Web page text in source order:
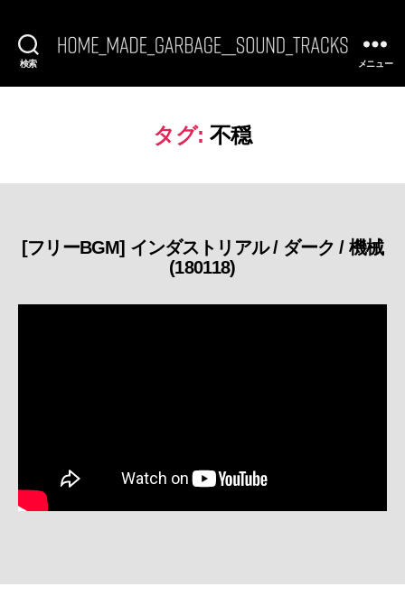
検索
BGM]
SoundTracks
メニュー
タグ: 不穏
カ
テ
リ
[フリーBGM] インダストリアル / ダーク / 機械
(180118)